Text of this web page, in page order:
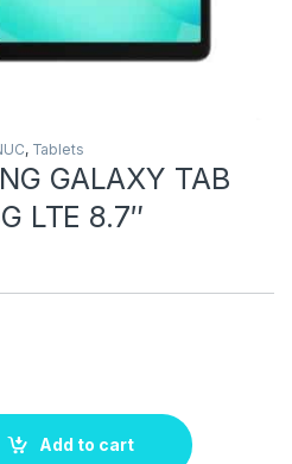
, Tablets
GALAXY TAB
LTE 8.7″
Add to cart